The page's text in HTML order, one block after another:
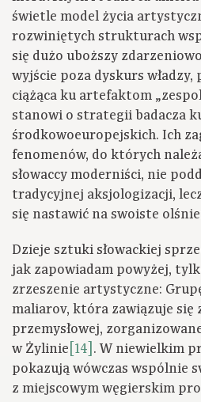
świetle model życia
rozwiniętych strukturach
się dużo uboższy
wyjście poza dyskurs
ciążąca ku artefaktom
stanowi o strategii badacza
środkowoeuropejskich. Ich
fenomenów, do których
słowaccy moderniści, nie
tradycyjnej aksjologizacji,
się nastawić na swoiste
Dzieje sztuki słowackiej
jak zapowiadam powyżej,
zrzeszenie artystyczne:
maliarov, która zawiązuje się
przemysłowej,
w Żylinie [14] . W niewielkim
pokazują wówczas wspólnie
z miejscowym węgierskim